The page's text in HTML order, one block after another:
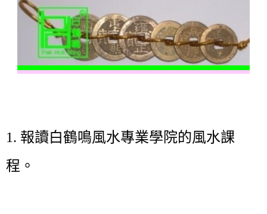
1. 報讀白鶴鳴風水專業學院的風水課
程。